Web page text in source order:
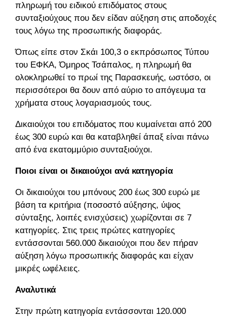
πληρωμή του ειδικού επιδόματος στους
συνταξιούχους που δεν είδαν αύξηση στις αποδοχές
τους λόγω της προσωπικής διαφοράς.
Όπως είπε στον Σκάι 100,3 ο εκπρόσωπος Τύπου
του ΕΦΚΑ, Όμηρος Τσάπαλος, η πληρωμή θα
ολοκληρωθεί το πρωί της Παρασκευής, ωστόσο, οι
περισσότεροι θα δουν από αύριο το απόγευμα τα
χρήματα στους λογαριασμούς τους.
Δικαιούχοι του επιδόματος που κυμαίνεται από 200
έως 300 ευρώ και θα καταβληθεί άπαξ είναι πάνω
από ένα εκατομμύριο συνταξιούχοι.
Ποιοι είναι οι δικαιούχοι ανά κατηγορία
Οι δικαιούχοι του μπόνους 200 έως 300 ευρώ με
βάση τα κριτήρια (ποσοστό αύξησης, ύψος
σύνταξης, λοιπές ενισχύσεις) χωρίζονται σε 7
κατηγορίες. Στις τρεις πρώτες κατηγορίες
εντάσσονται 560.000 δικαιούχοι που δεν πήραν
αύξηση λόγω προσωπικής διαφοράς και είχαν
μικρές ωφέλειες.
Αναλυτικά
Στην πρώτη κατηγορία εντάσσονται 120.000